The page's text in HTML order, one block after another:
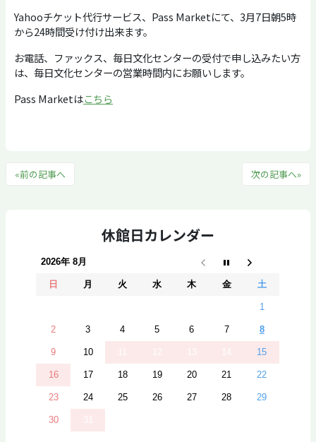
休館日カレンダー
2026年 8月
日 月 火 水 木 金 土
1
2 3 4 5 6 7 8
9 10 15
16 17 18 19 20 21 22
23 24 25 26 27 28 29
30
Yahooチケット代行サービス、Pass Marketにて、3月7日朝5時
から24時間受け付け出来ます。
お電話、ファックス、毎日文化センターの受付で申し込みたい方
は、毎日文化センターの営業時間内にお願いします。
Pass Marketはこちら
«前の記事へ 次の記事へ»